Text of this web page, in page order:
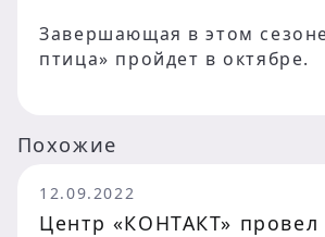
Завершающая в этом
птица» пройдет в октябре.
Похожие
12.09.2022
Центр «КОНТАКТ» провел